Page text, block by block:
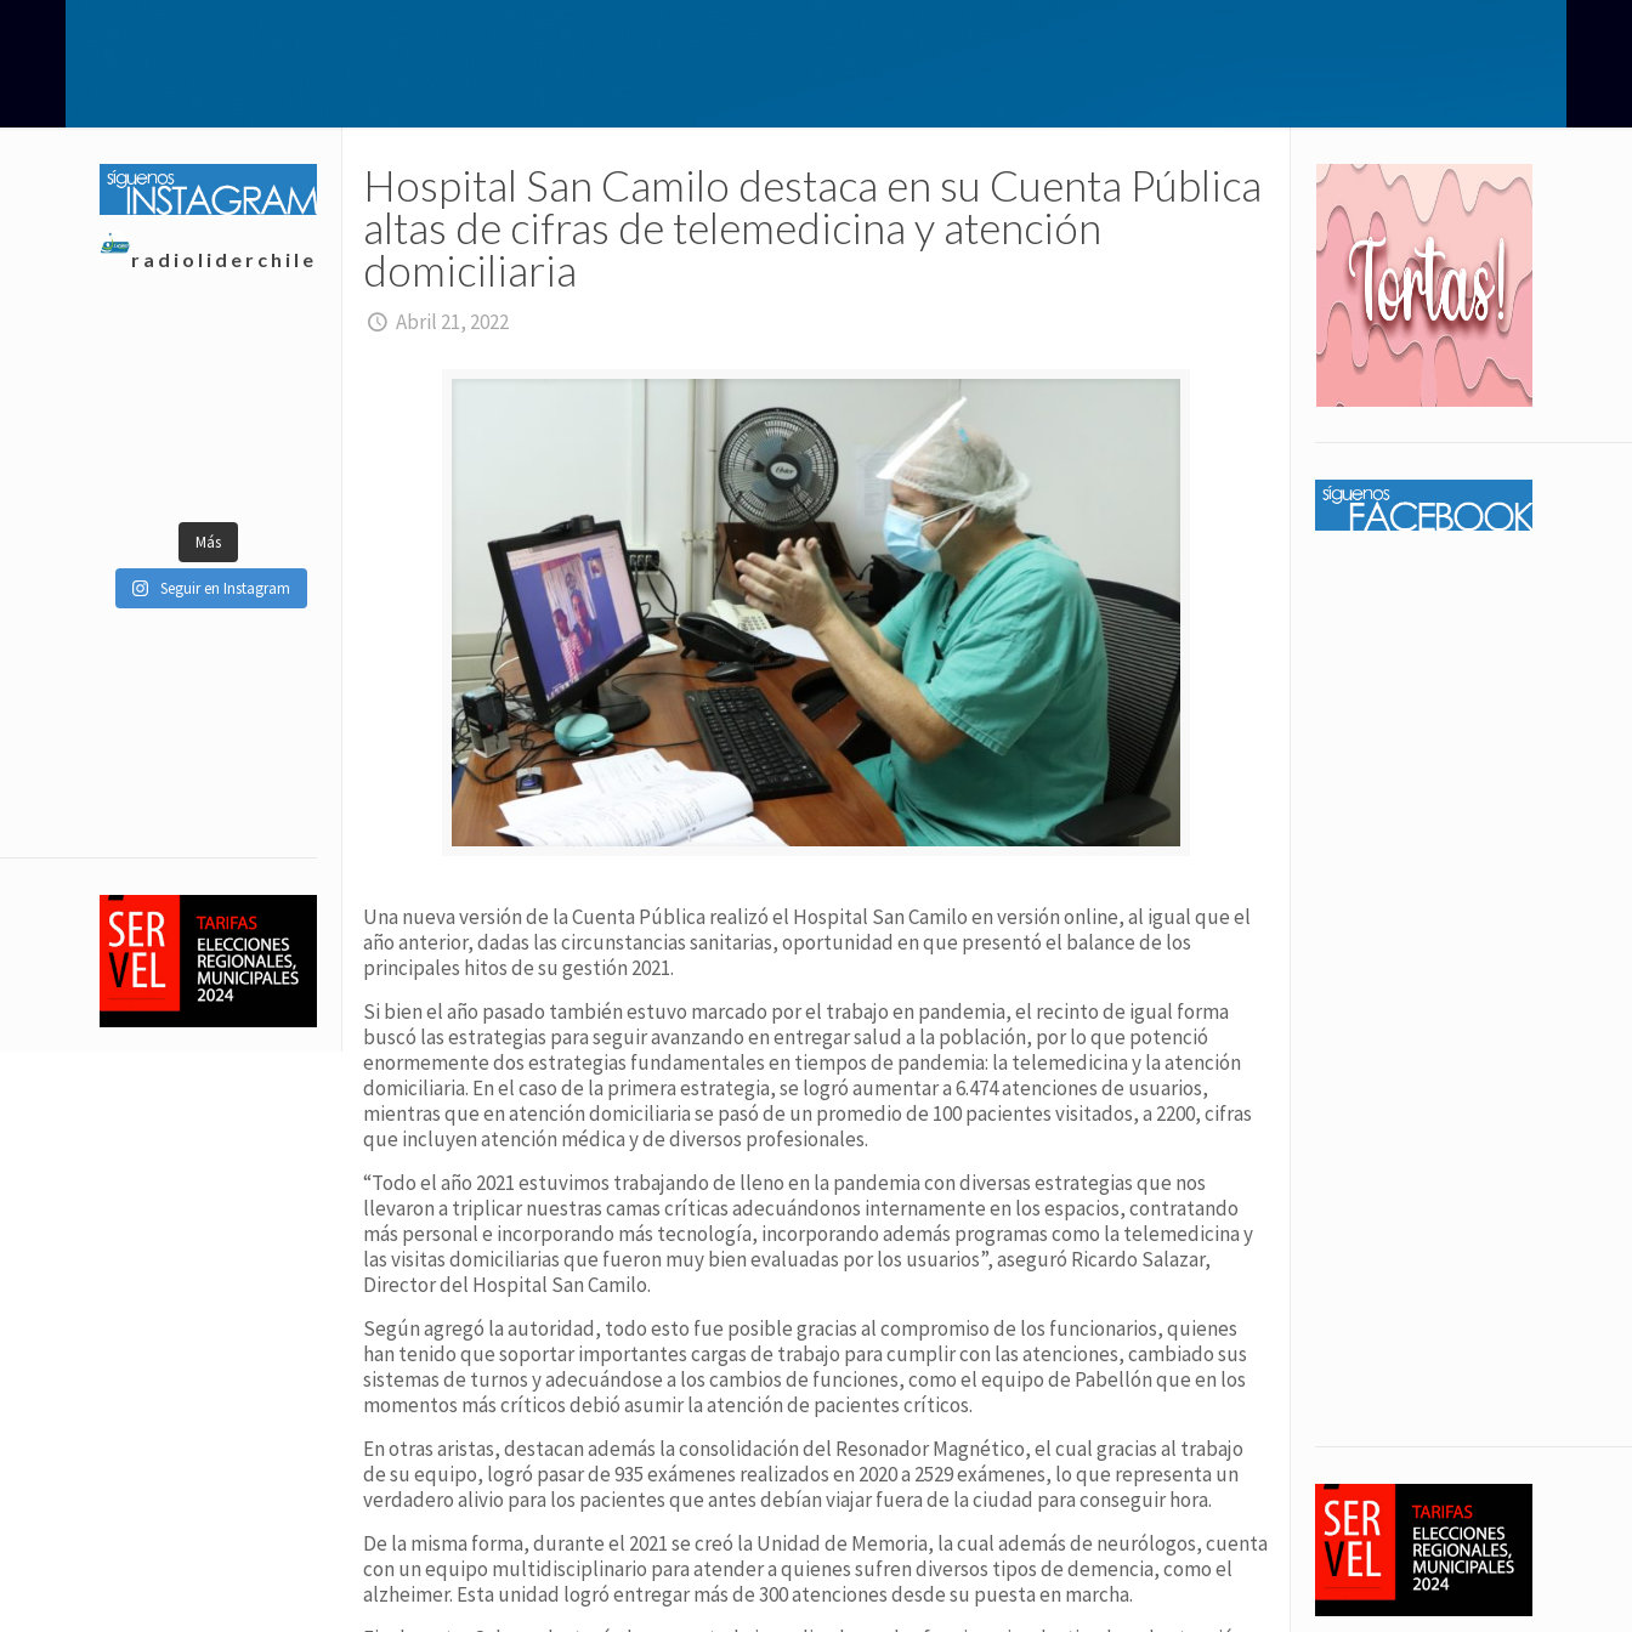
Hospital San Camilo destaca en su Cuenta Pública
altas de cifras de telemedicina y atención
domiciliaria
Abril 21, 2022
Una nueva versión de la Cuenta Pública realizó el Hospital San Camilo en versión online, al igual que el
año anterior, dadas las circunstancias sanitarias, oportunidad en que presentó el balance de los
principales hitos de su gestión 2021.
Si bien el año pasado también estuvo marcado por el trabajo en pandemia, el recinto de igual forma
buscó las estrategias para seguir avanzando en entregar salud a la población, por lo que potenció
enormemente dos estrategias fundamentales en tiempos de pandemia: la telemedicina y la atención
domiciliaria. En el caso de la primera estrategia, se logró aumentar a 6.474 atenciones de usuarios,
mientras que en atención domiciliaria se pasó de un promedio de 100 pacientes visitados, a 2200, cifras
que incluyen atención médica y de diversos profesionales.
“Todo el año 2021 estuvimos trabajando de lleno en la pandemia con diversas estrategias que nos
llevaron a triplicar nuestras camas críticas adecuándonos internamente en los espacios, contratando
más personal e incorporando más tecnología, incorporando además programas como la telemedicina y
las visitas domiciliarias que fueron muy bien evaluadas por los usuarios”, aseguró Ricardo Salazar,
Director del Hospital San Camilo.
Según agregó la autoridad, todo esto fue posible gracias al compromiso de los funcionarios, quienes
han tenido que soportar importantes cargas de trabajo para cumplir con las atenciones, cambiado sus
sistemas de turnos y adecuándose a los cambios de funciones, como el equipo de Pabellón que en los
momentos más críticos debió asumir la atención de pacientes críticos.
En otras aristas, destacan además la consolidación del Resonador Magnético, el cual gracias al trabajo
de su equipo, logró pasar de 935 exámenes realizados en 2020 a 2529 exámenes, lo que representa un
verdadero alivio para los pacientes que antes debían viajar fuera de la ciudad para conseguir hora.
De la misma forma, durante el 2021 se creó la Unidad de Memoria, la cual además de neurólogos, cuenta
con un equipo multidisciplinario para atender a quienes sufren diversos tipos de demencia, como el
alzheimer. Esta unidad logró entregar más de 300 atenciones desde su puesta en marcha.
radioliderchile
Más
Seguir en Instagram